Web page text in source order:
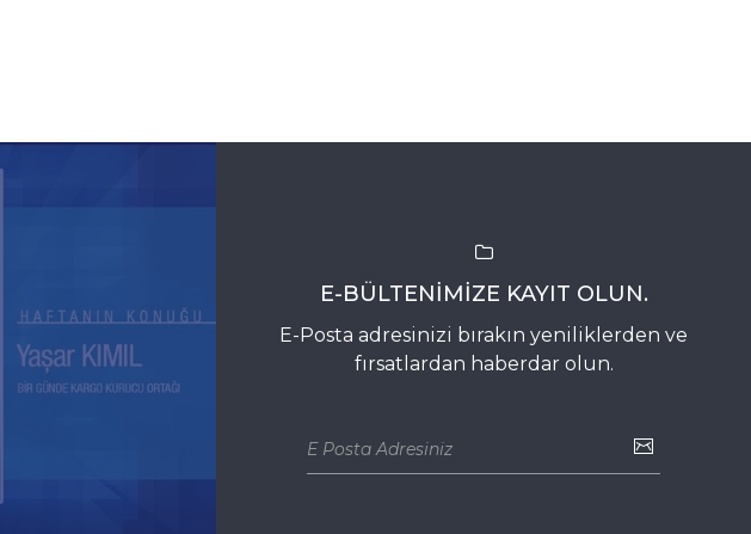
E-BÜLTENIMIZE KAYIT OLUN.
E-Posta adresinizi bırakın yeniliklerden ve
fırsatlardan haberdar olun.